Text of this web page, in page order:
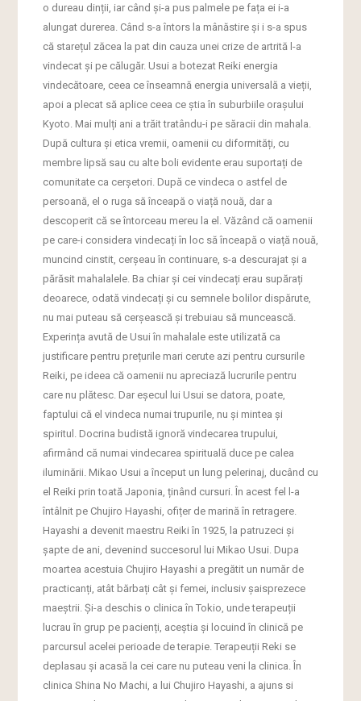
o dureau dinții, iar când și-a pus palmele pe fața ei i-a
alungat durerea. Când s-a întors la mânăstire și i s-a spus
că starețul zăcea la pat din cauza unei crize de artrită l-a
vindecat și pe călugăr. Usui a botezat Reiki energia
vindecătoare, ceea ce înseamnă energia universală a vieții,
apoi a plecat să aplice ceea ce știa în suburbiile orașului
Kyoto. Mai mulți ani a trăit tratându-i pe săracii din mahala.
După cultura și etica vremii, oamenii cu diformități, cu
membre lipsă sau cu alte boli evidente erau suportați de
comunitate ca cerșetori. După ce vindeca o astfel de
persoană, el o ruga să înceapă o viață nouă, dar a
descoperit că se întorceau mereu la el. Văzând că oamenii
pe care-i considera vindecați în loc să înceapă o viață nouă,
muncind cinstit, cerșeau în continuare, s-a descurajat și a
părăsit mahalalele. Ba chiar și cei vindecați erau supărați
deoarece, odată vindecați și cu semnele bolilor dispărute,
nu mai puteau să cerșească și trebuiau să muncească.
Experința avută de Usui în mahalale este utilizată ca
justificare pentru prețurile mari cerute azi pentru cursurile
Reiki, pe ideea că oamenii nu apreciază lucrurile pentru
care nu plătesc. Dar eșecul lui Usui se datora, poate,
faptului că el vindeca numai trupurile, nu și mintea și
spiritul. Docrina budistă ignoră vindecarea trupului,
afirmând că numai vindecarea spirituală duce pe calea
iluminării. Mikao Usui a început un lung pelerinaj, ducând cu
el Reiki prin toată Japonia, ținând cursuri. În acest fel l-a
întâlnit pe Chujiro Hayashi, ofițer de marină în retragere.
Hayashi a devenit maestru Reiki în 1925, la patruzeci și
șapte de ani, devenind succesorul lui Mikao Usui. Dupa
moartea acestuia Chujiro Hayashi a pregătit un număr de
practicanți, atât bărbați cât și femei, inclusiv șaisprezece
maeștrii. Și-a deschis o clinica în Tokio, unde terapeuții
lucrau în grup pe pacienți, aceștia și locuind în clinică pe
parcursul acelei perioade de terapie. Terapeuții Reki se
deplasau și acasă la cei care nu puteau veni la clinica. În
clinica Shina No Machi, a lui Chujiro Hayashi, a ajuns si